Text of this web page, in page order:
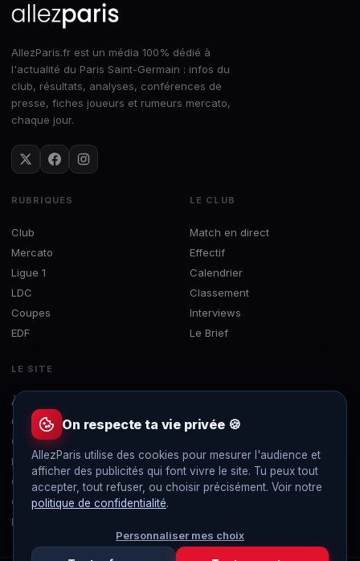
AllezParis.fr est un média 100% dédié à
l'actualité du Paris Saint-Germain : infos du
club, résultats, analyses, conférences de
presse, fiches joueurs et rumeurs mercato,
chaque jour.
RUBRIQUES
Club
Mercato
Ligue 1
LDC
Coupes
EDF
LE CLUB
Match en direct
Effectif
Calendrier
Classement
Interviews
Le Brief
LE SITE
À propos
Concours
Contact
Mentions légales
Confidentialité
Gérer les cookies
Flux RSS
On respecte ta vie privée 🍪
AllezParis utilise des cookies pour mesurer l'audience et
afficher des publicités qui font vivre le site. Tu peux tout
accepter, tout refuser, ou choisir précisément. Voir notre
politique de confidentialité.
Personnaliser mes choix